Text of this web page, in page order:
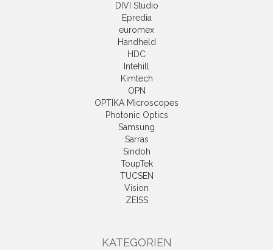
DIVI Studio
Epredia
euromex
Handheld
HDC
Intehill
Kimtech
OPN
OPTIKA Microscopes
Photonic Optics
Samsung
Sarras
Sindoh
ToupTek
TUCSEN
Vision
ZEISS
KATEGORIEN